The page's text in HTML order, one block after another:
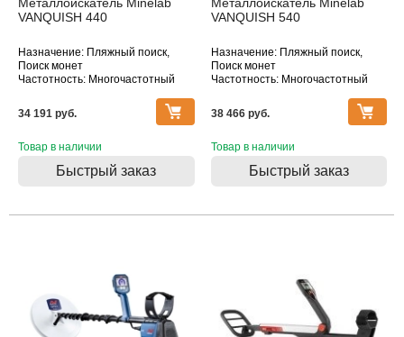
VANQUISH 440
Назначение: Пляжный поиск,
Поиск монет
Частотность: Многочастотный
Водонепроницаемость: Катушка
34 191 pуб.
Товар в наличии
Быстрый заказ
VANQUISH 540
Назначение: Пляжный поиск,
Поиск монет
Частотность: Многочастотный
Водонепроницаемость: Катушка
38 466 pуб.
Товар в наличии
Быстрый заказ